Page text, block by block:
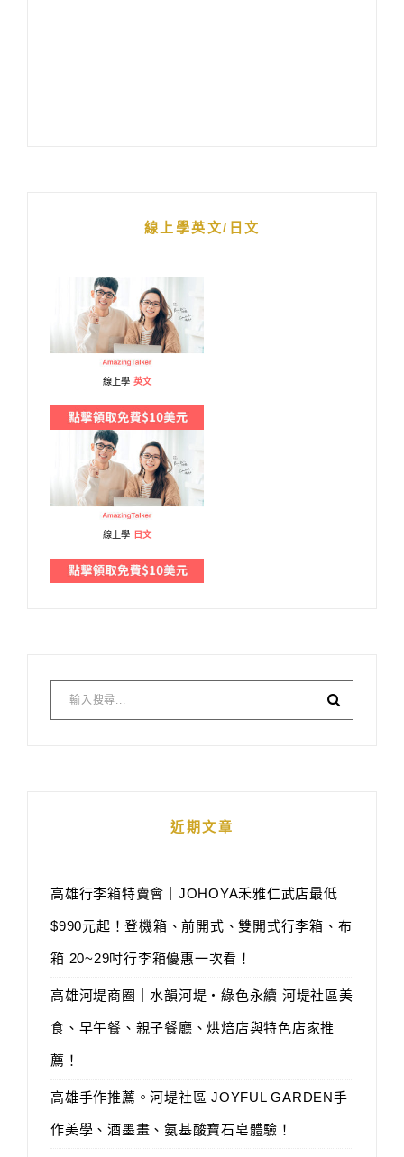
線上學英文/日文
線上學 英文
線上學 日文
近期文章
高雄行李箱特賣會｜JOHOYA禾雅仁武店最低
$990元起！登機箱、前開式、雙開式行李箱、布
箱 20~29吋行李箱優惠一次看！
高雄河堤商圈｜水韻河堤‧綠色永續 河堤社區美
食、早午餐、親子餐廳、烘焙店與特色店家推
薦！
高雄手作推薦。河堤社區 JOYFUL GARDEN手
作美學、酒墨畫、氨基酸寶石皂體驗！